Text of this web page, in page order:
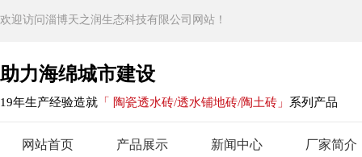
欢迎访问淄博天之润生态科技有限公司网站！
助力海绵城市建设
19年生产经验造就 「 陶瓷透水砖/透水铺地砖/陶土砖」 系列产品
网站首页 产品展示 新闻中心 厂家简介